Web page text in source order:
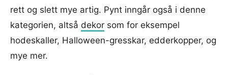
rett og slett mye artig. Pynt inngår også i denne
kategorien, altså dekor som for eksempel
hodeskaller, Halloween-gresskar, edderkopper, og
mye mer.